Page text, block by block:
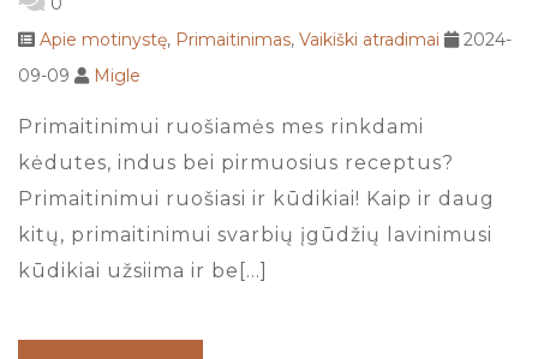
Apie motinystę, Primaitinimas, Vaikiški atradimai
2024-
09-09
Migle
Primaitinimui ruošiamės mes rinkdami
kėdutes, indus bei pirmuosius receptus?
Primaitinimui ruošiasi ir kūdikiai! Kaip ir daug
kitų, primaitinimui svarbių įgūdžių lavinimusi
kūdikiai užsiima ir be[…]